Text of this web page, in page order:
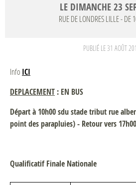
LE DIMANCHE23
RUE DE LONDRESLILLE- DE
PUBLIÉ LE31 AOÛT
Info ICI
DEPLACEMENT : EN BUS
Départ à 10h00 sdu stade tribut rue
point des parapluies) - Retour vers 17h00
Qualificatif Finale Nationale